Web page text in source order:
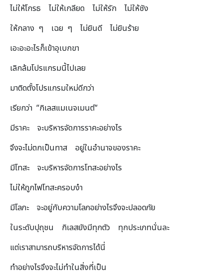
ไม่ให้โกรธ ไม่ให้เกลียด ไม่ให้รัก ไม่ให้ชัง
ให้กลาง ๆ เฉย ๆ ไม่ยินดี ไม่ยินร้าย
เอะอะอะไรก็เข้าอุเบกขา
เลิกล้มโปรแกรมนี้ไปเลย
มาติดตั้งโปรแกรมใหม่ดีกว่า
เรียกว่า “กิเลสแมเนจเมนต์“
มีราคะ จะบริหารจัดการราคะอย่างไร
จึงจะไม่ตกเป็นทาส อยู่ในอำนาจของราคะ
มีโทสะ จะบริหารจัดการโทสะอย่างไร
ไม่ให้ถูกไฟโทสะครอบงำ
มีโลภะ จะอยู่กับความโลภอย่างไรจึงจะปลอดภัย
ในระดับปุถุชน กิเลสยังมีทุกตัว ทุกประเภทนั่นละ
แต่เราสามารถบริหารจัดการได้นี่
ทำอย่างไรจึงจะไม่ทำในสิ่งที่เป็น